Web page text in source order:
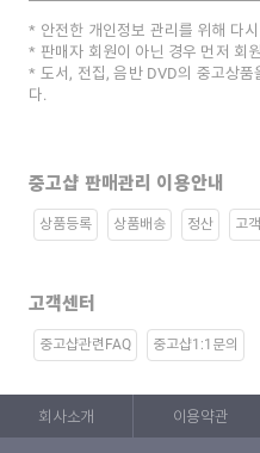
안전한 개인정보 관리를 위해 다
판매자 회원이 아닌 경우 먼저 회
도서, 전집, 음반 DVD의 중고상품
다.
중고샵 판매관리 이용안내
상품등록 상품배송 정산 고
고객센터
중고샵관련FAQ 중고샵1:1문의
회사소개 이용약관